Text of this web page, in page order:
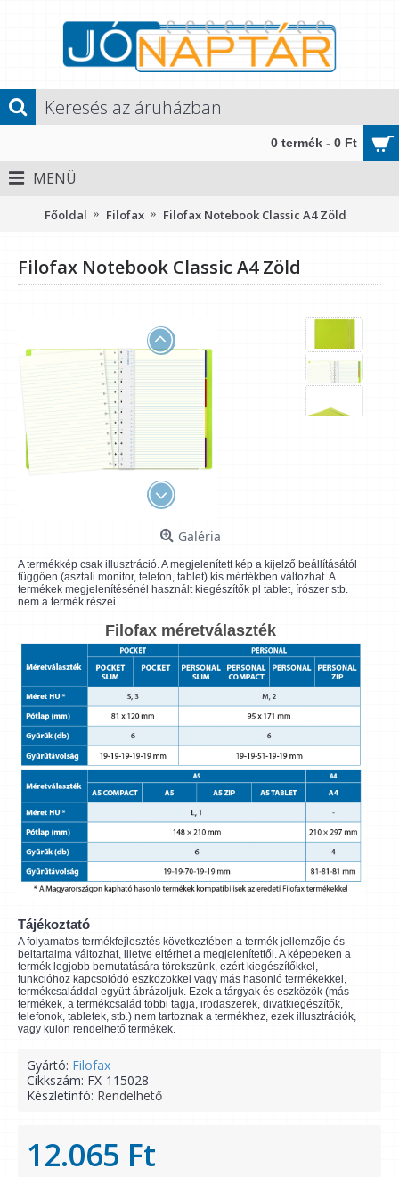
0 termék - 0 Ft
MENÜ
Főoldal Filofax Filofax Notebook Classic A4 Zöld
Filofax Notebook Classic A4 Zöld
Galéria
A termékkép csak illusztráció. A megjelenített kép a kijelző beállításától
függően (asztali monitor, telefon, tablet) kis mértékben változhat. A
termékek megjelenítésénél használt kiegészítők pl tablet, írószer stb.
nem a termék részei.
Filofax méretválaszték
Tájékoztató
A folyamatos termékfejlesztés következtében a termék jellemzője és
beltartalma változhat, illetve eltérhet a megjelenítettől. A képepeken a
termék legjobb bemutatására törekszünk, ezért kiegészítőkkel,
funkcióhoz kapcsolódó eszközökkel vagy más hasonló termékekkel,
termékcsaláddal együtt ábrázoljuk. Ezek a tárgyak és eszközök (más
termékek, a termékcsalád többi tagja, irodaszerek, divatkiegészítők,
telefonok, tabletek, stb.) nem tartoznak a termékhez, ezek illusztrációk,
vagy külön rendelhető termékek.
Gyártó: Filofax
Cikkszám: FX-115028
Készletinfó: Rendelhető
12.065 Ft